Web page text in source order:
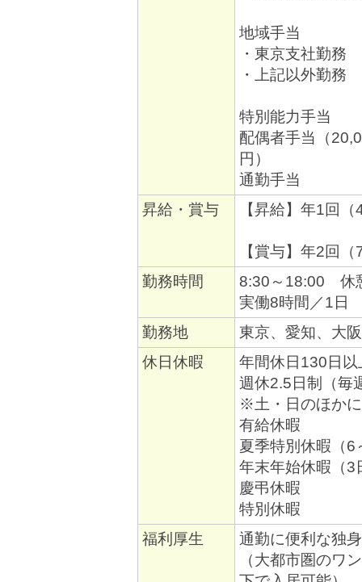
地域手当
・東京支社勤務
・上記以外勤務
特別能力手当
配偶者手当（
円）
通勤手当
昇給・賞与
【昇給】年1回（
【賞与】年2回
勤務時間
8:30～18:00 休
実働8時間／1日
勤務地
東京、愛知、大
休日休暇
年間休日130日以
週休2.5日制（毎
※土・日のほか
有給休暇
夏季特別休暇（
年末年始休暇（3
慶弔休暇
特別休暇
福利厚生
通勤に便利な独
（大都市圏のワ